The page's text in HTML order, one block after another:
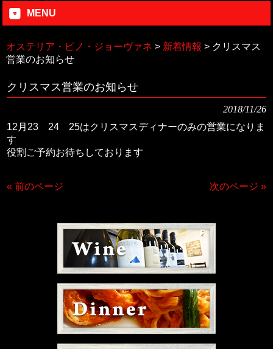
MENU
オステリア・ピノ・ジョーヴァネ > 新着情報 > クリスマス
営業のお知らせ
クリスマス営業のお知らせ
2018/11/26
12月23 24 25はクリスマスディナーのみの営業になりま
す
役割ご予約お待ちしております
« 前のページ 次のページ »